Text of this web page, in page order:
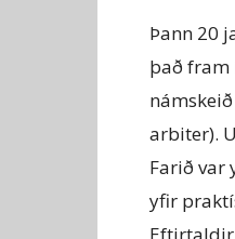
Þann 20
það fram
arbiter).
Farið var
yfir